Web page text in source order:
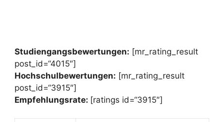
Studiengangsbewertungen: [mr_rating_result
post_id=“4015″]
Hochschulbewertungen: [mr_rating_result
post_id=“3915″]
Empfehlungsrate: [ratings id=“3915″]